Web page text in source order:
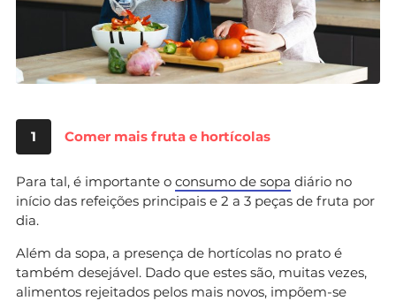
1 Comer mais fruta e hortícolas
Para tal, é importante o consumo de sopa diário no
início das refeições principais e 2 a 3 peças de fruta por
dia.
Além da sopa, a presença de hortícolas no prato é
também desejável. Dado que estes são, muitas vezes,
alimentos rejeitados pelos mais novos, impõem-se